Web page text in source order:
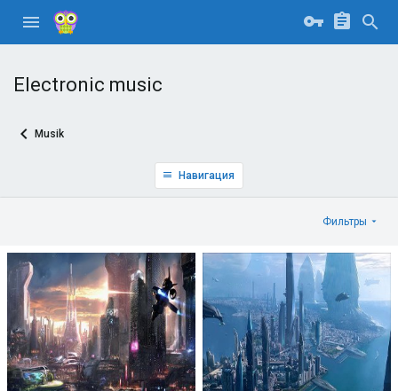
Electronic music
Musik
Навигация
Фильтры